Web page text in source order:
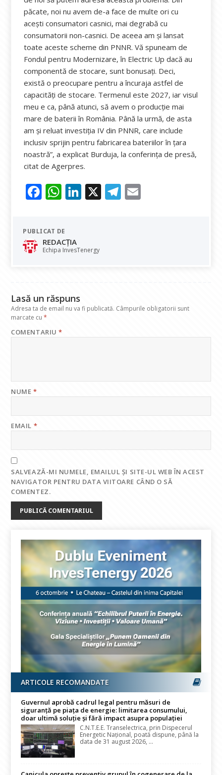
păcate, noi nu avem de-a face de multe ori cu
aceşti consumatori casnici, mai degrabă cu
consumatorii non-casnici. De aceea am şi lansat
toate aceste scheme din PNNR. Vă spuneam de
Fondul pentru Modernizare, în Electric Up dacă au
componentă de stocare, sunt bonusaţi. Deci,
există o preocupare pentru a încuraja astfel de
capacităţi de stocare. Termenul este 2027, iar visul
meu e ca, până atunci, să avem o producţie mai
mare de baterii în România. Până la urmă, de asta
am şi reluat investiţia IV din PNNR, care include
inclusiv sprijin pentru fabricarea bateriilor în ţara
noastră”, a explicat Burduja, la conferința de presă,
citat de Agerpres.
F
e
b
o
W
at
s
A
Li
dI
X T
PUBLICAT DE
REDACȚIA
Echipa InvesTenergy
Lasă un răspuns
Adresa ta de email nu va fi publicată. Câmpurile obligatorii sunt
marcate cu*
COMENTARIU*
NUME*
EMAIL *
SALVEAZĂ-MI NUMELE, EMAILUL ȘI SITE-UL WEB ÎN ACEST
NAVIGATOR PENTRU DATA VIITOARE CÂND O SĂ
COMENTEZ.
ARTICOLE RECOMANDATE
Guvernul aprobă cadrul legal pentru măsuri de
siguranță pe piața de energie: limitarea consumului,
doar ultimă soluție și fără impact asupra populației
C.N.T.E.E. Transelectrica, prin Dispecerul
Energetic Național, poată dispune, până la
data de 31 august 2026, ...